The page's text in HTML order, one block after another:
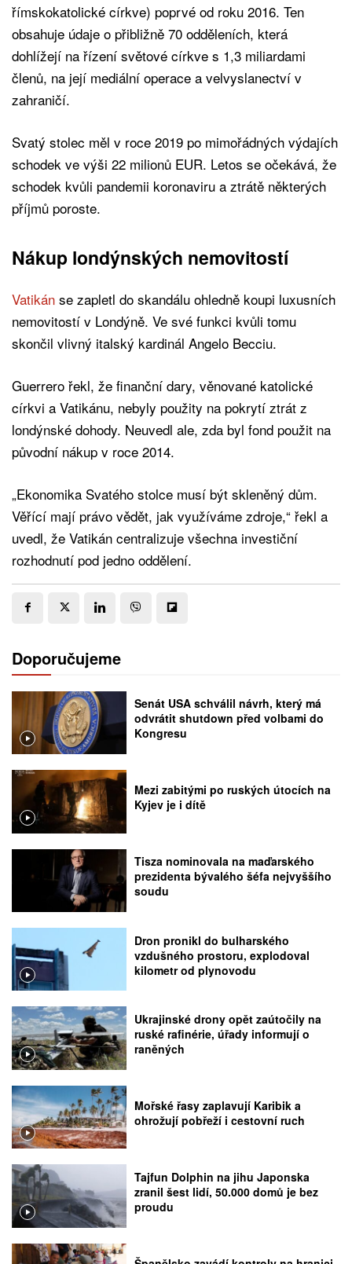
římskokatolické církve) poprvé od roku 2016. Ten
obsahuje údaje o přibližně 70 odděleních, která
dohlížejí na řízení světové církve s 1,3 miliardami
členů, na její mediální operace a velvyslanectví v
zahraničí.
Svatý stolec měl v roce 2019 po mimořádných výdajích
schodek ve výši 22 milionů EUR. Letos se očekává, že
schodek kvůli pandemii koronaviru a ztrátě některých
příjmů poroste.
Nákup londýnských nemovitostí
Vatikán se zapletl do skandálu ohledně koupi luxusních
nemovitostí v Londýně. Ve své funkci kvůli tomu
skončil vlivný italský kardinál Angelo Becciu.
Guerrero řekl, že finanční dary, věnované katolické
církvi a Vatikánu, nebyly použity na pokrytí ztrát z
londýnské dohody. Neuvedl ale, zda byl fond použit na
původní nákup v roce 2014.
„Ekonomika Svatého stolce musí být skleněný dům.
Věřící mají právo vědět, jak využíváme zdroje,“ řekl a
uvedl, že Vatikán centralizuje všechna investiční
rozhodnutí pod jedno oddělení.
Doporučujeme
Senát USA schválil návrh, který má
odvrátit shutdown před volbami do
Kongresu
Mezi zabitými po ruských útocích na
Kyjev je i dítě
Tisza nominovala na maďarského
prezidenta bývalého šéfa nejvyššího
soudu
Dron pronikl do bulharského
vzdušného prostoru, explodoval
kilometr od plynovodu
Ukrajinské drony opět zaútočily na
ruské rafinérie, úřady informují o
raněných
Mořské řasy zaplavují Karibik a
ohrožují pobřeží i cestovní ruch
Tajfun Dolphin na jihu Japonska
zranil šest lidí, 50.000 domů je bez
proudu